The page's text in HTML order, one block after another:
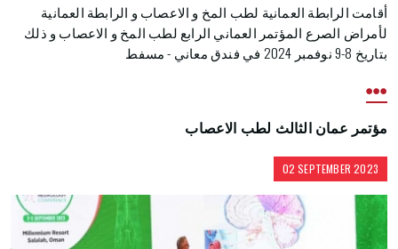
أقامت الرابطة العمانية لطب المخ و الاعصاب و الرابطة العمانية
لأمراض الصرع المؤتمر العماني الرابع لطب المخ و الاعصاب و ذلك
بتاريخ 8-9 نوفمبر 2024 في فندق معاني - مسفط
مؤتمر عمان الثالث لطب الاعصاب
02 SEPTEMBER 2023